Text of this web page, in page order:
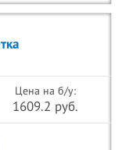
Цена на б/у:
1609.2 руб.